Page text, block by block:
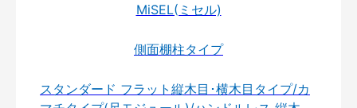
MiSEL(ミセル)
側面棚柱タイプ
スタンダード フラット縦木目･横木目タイプ/カ